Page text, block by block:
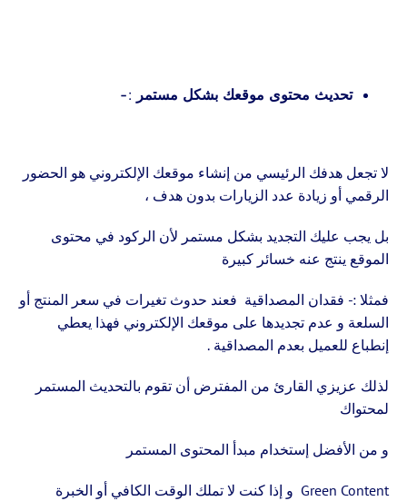
تحديث محتوى موقعك بشكل مستمر :-
لا تجعل هدفك الرئيسي من إنشاء موقعك الإلكتروني هو الحضور
الرقمي أو زيادة عدد الزيارات بدون هدف ،
بل يجب عليك التجديد بشكل مستمر لأن الركود في محتوى
الموقع ينتج عنه خسائر كبيرة
فمثلا :- فقدان المصداقية فعند حدوث تغيرات في سعر المنتج أو
السلعة و عدم تجديدها على موقعك الإلكتروني فهذا يعطي
إنطباع للعميل بعدم المصداقية .
لذلك عزيزي القارئ من المفترض أن تقوم بالتحديث المستمر
لمحتواك
و من الأفضل إستخدام مبدأ المحتوى المستمر
Green Content و إذا كنت لا تملك الوقت الكافي أو الخبرة